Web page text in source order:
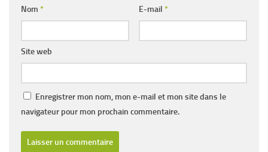
Nom * E-mail *
Site web
Enregistrer mon nom, mon e-mail et mon site dans le
navigateur pour mon prochain commentaire.